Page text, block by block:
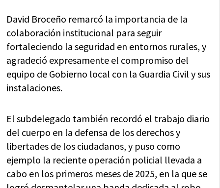
David Broceño remarcó la importancia de la
colaboración institucional para seguir
fortaleciendo la seguridad en entornos rurales, y
agradeció expresamente el compromiso del
equipo de Gobierno local con la Guardia Civil y sus
instalaciones.
El subdelegado también recordó el trabajo diario
del cuerpo en la defensa de los derechos y
libertades de los ciudadanos, y puso como
ejemplo la reciente operación policial llevada a
cabo en los primeros meses de 2025, en la que se